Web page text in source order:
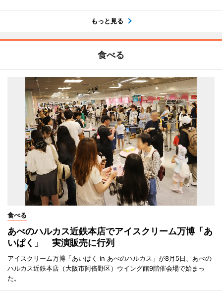
もっと見る
食べる
食べる
あべのハルカス近鉄本店でアイスクリーム万博「あ
いぱく」 実演販売に行列
アイスクリーム万博「あいぱく in あべのハルカス」が8月5日、あべの
ハルカス近鉄本店（大阪市阿倍野区）ウイング館9階催会場で始まっ
た。